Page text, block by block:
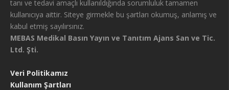
tanı ve tedavi amaçlı kullanıldığında sorumluluk tamamen
kullanıcıya aittir. Siteye girmekle bu şartları okumuş, anlamış ve
kabul etmiş sayılırsınız.
MEBAS Medikal Basın Yayın ve Tanıtım Ajans San ve Tic.
Ltd. Şti.
Veri Politikamız
Kullanım Şartları